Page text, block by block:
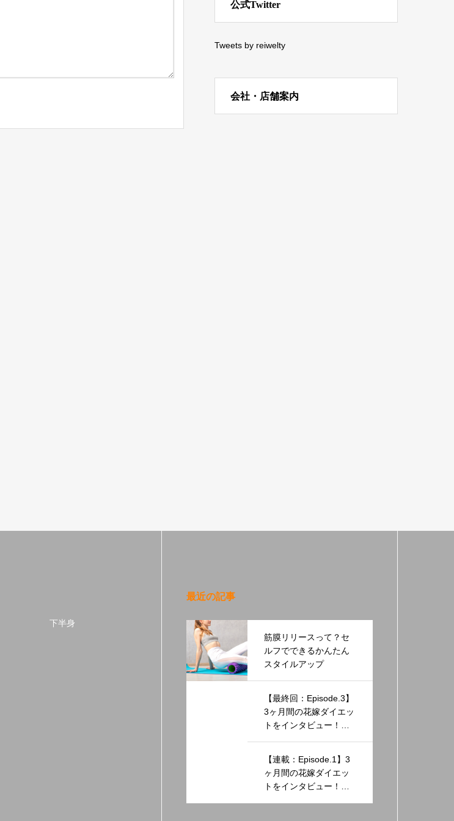
公式Twitter
Tweets by reiwelty
会社・店舗案内
下半身
最近の記事
筋膜リリースって？セ
ルフでできるかんたん
スタイルアップ
【最終回：Episode.3】
3ヶ月間の花嫁ダイエッ
トをインタビュー！～
【連載：Episode.1】3
ヶ月間の花嫁ダイエッ
トをインタビュー！～